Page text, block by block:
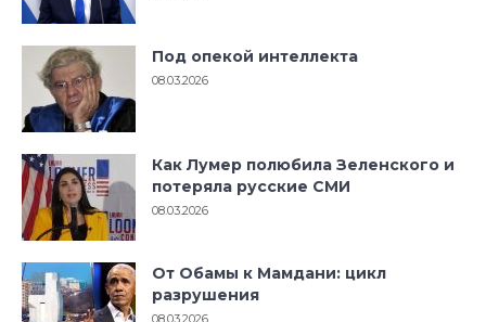
Как Лумер полюбила Зеленского и
потеряла русские СМИ
От Обамы к Мамдани: цикл
разрушения
08.03.2026
Подписаться на рассылку